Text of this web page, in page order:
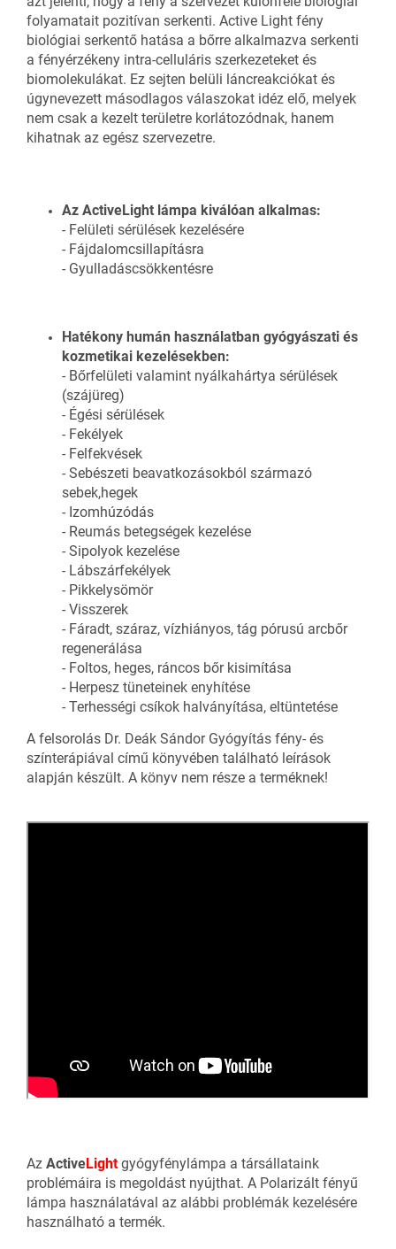
folyamatait pozitívan serkenti. Active Light fény
biológiai serkentő hatása a bőrre alkalmazva serkenti
a fényérzékeny intra-celluláris szerkezeteket és
biomolekulákat. Ez sejten belüli láncreakciókat és
úgynevezett másodlagos válaszokat idéz elő, melyek
nem csak a kezelt területre korlátozódnak, hanem
kihatnak az egész szervezetre.
Az ActiveLight lámpa kiválóan alkalmas:
- Felületi sérülések kezelésére
- Fájdalomcsillapításra
- Gyulladáscsökkentésre
Hatékony humán használatban gyógyászati és
kozmetikai kezelésekben:
- Bőrfelületi valamint nyálkahártya sérülések
(szájüreg)
- Égési sérülések
- Fekélyek
- Felfekvések
- Sebészeti beavatkozásokból származó
sebek,hegek
- Izomhúzódás
- Reumás betegségek kezelése
- Sipolyok kezelése
- Lábszárfekélyek
- Pikkelysömör
- Visszerek
- Fáradt, száraz, vízhiányos, tág pórusú arcbőr
regenerálása
- Foltos, heges, ráncos bőr kisimítása
- Herpesz tüneteinek enyhítése
- Terhességi csíkok halványítása, eltüntetése
A felsorolás Dr. Deák Sándor Gyógyítás fény- és
színterápiával című könyvében található leírások
alapján készült. A könyv nem része a terméknek!
Az ActiveLightgyógyfénylámpa a társállataink
problémáira is megoldást nyújthat. A Polarizált fényű
lámpa használatával az alábbi problémák kezelésére
használható a termék.